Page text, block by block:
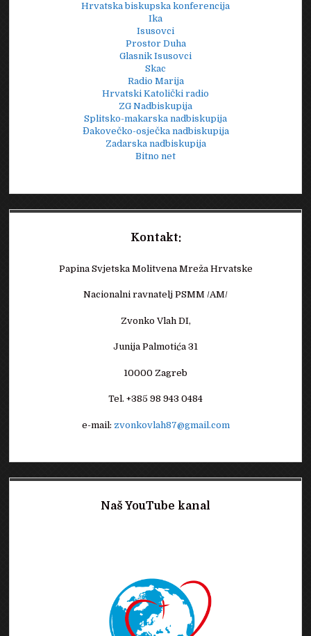
Hrvatska biskupska konferencija
Ika
Isusovci
Prostor Duha
Glasnik Isusovci
Skac
Radio Marija
Hrvatski Katolički radio
ZG Nadbiskupija
Splitsko-makarska nadbiskupija
Đakovečko-osječka nadbiskupija
Zadarska nadbiskupija
Bitno net
Kontakt:
Papina Svjetska Molitvena Mreža Hrvatske
Nacionalni ravnatelj PSMM /AM/
Zvonko Vlah DI,
Junija Palmotića 31
10000 Zagreb
Tel. +385 98 943 0484
e-mail: zvonkovlah87@gmail.com
Naš YouTube kanal